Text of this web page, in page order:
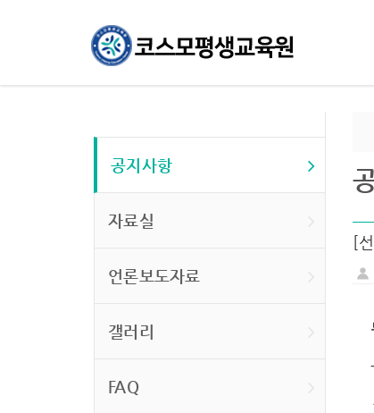
공지사항
자료실
언론보도자료
갤러리
FAQ
[